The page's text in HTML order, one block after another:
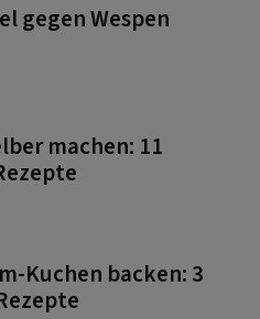
gegen Wespen
machen: 11
Kuchen backen: 3